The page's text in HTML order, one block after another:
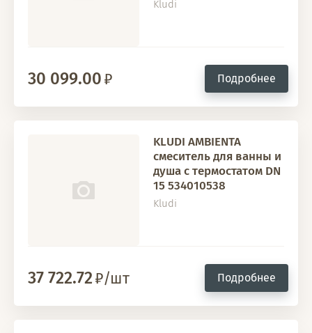
Kludi
30 099.00 Подробнее
KLUDI AMBIENTA
смеситель для ванны и
душа с термостатом DN
15 534010538
Kludi
37 722.72 /шт Подробнее